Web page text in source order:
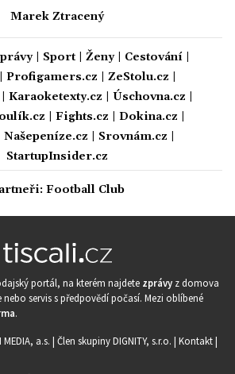
Marek Ztracený
| Sport| Ženy| Cestování|
Profigamers.cz ZeStolu.cz
Karaoketexty.cz Úschovna.cz
Fights.cz Dokina.cz
Našepeníze.cz Srovnám.cz
StartupInsider.cz
Football Club
portál, na kterém najdete zprávy z domova
nebo servis s předpovědí počasí. Mezi oblíbené
.
MEDIA, a.s. | Člen skupiny DIGNITY, s.r.o. | Kontakt|